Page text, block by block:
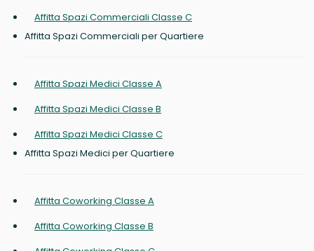
Affitta Spazi Commerciali Classe C
Affitta Spazi Commerciali per Quartiere
Affitta Spazi Medici Classe A
Affitta Spazi Medici Classe B
Affitta Spazi Medici Classe C
Affitta Spazi Medici per Quartiere
Affitta Coworking Classe A
Affitta Coworking Classe B